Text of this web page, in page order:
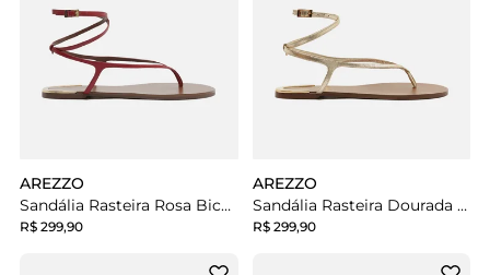
AREZZO
Sandália Rasteira Rosa Bico Redondo Tiras Metais
R$ 299,90
AREZZO
Sandália Rasteira Dourada Bico Redondo Tiras Metais
R$ 299,90